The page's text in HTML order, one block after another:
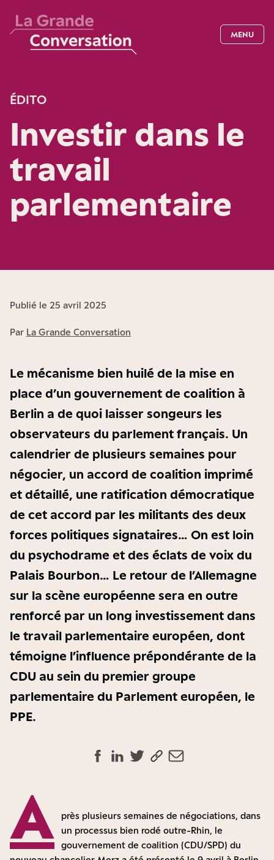
MENU
ÉDITO
Investir dans le
travail
parlementaire
Publié le 25 avril 2025
Par La Grande Conversation
Le mécanisme bien huilé de la mise en
place d’un gouvernement de coalition à
Berlin a de quoi laisser songeurs les
observateurs du parlement français. Un
calendrier de plusieurs semaines pour
négocier, un accord de coalition imprimé
et détaillé, une ratification démocratique
de cet accord par les militants des deux
forces politiques signataires… On est loin
du psychodrame et des éclats de voix du
Palais Bourbon… Le retour de l’Allemagne
sur la scène européenne sera en outre
renforcé par un long investissement dans
le travail parlementaire européen, dont
témoigne l’influence prépondérante de la
CDU au sein du premier groupe
parlementaire du Parlement européen, le
PPE.
A
près plusieurs semaines de négociations, dans
un processus bien rodé outre-Rhin, le
gouvernement de coalition (CDU/SPD) du